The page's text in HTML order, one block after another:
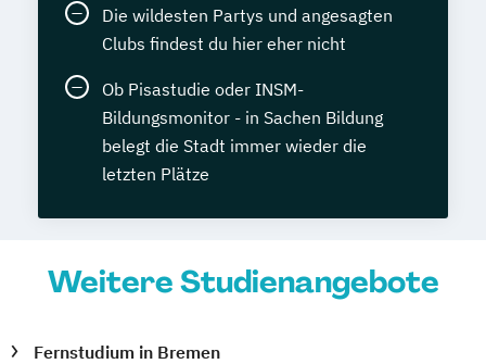
Die wildesten Partys und angesagten
Clubs findest du hier eher nicht
Ob Pisastudie oder INSM-
Bildungsmonitor - in Sachen Bildung
belegt die Stadt immer wieder die
letzten Plätze
Weitere Studienangebote
Fernstudium in Bremen